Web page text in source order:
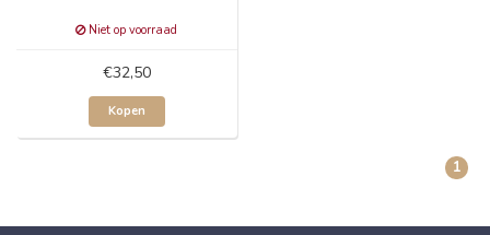
Niet op voorraad
€32,50
Kopen
1